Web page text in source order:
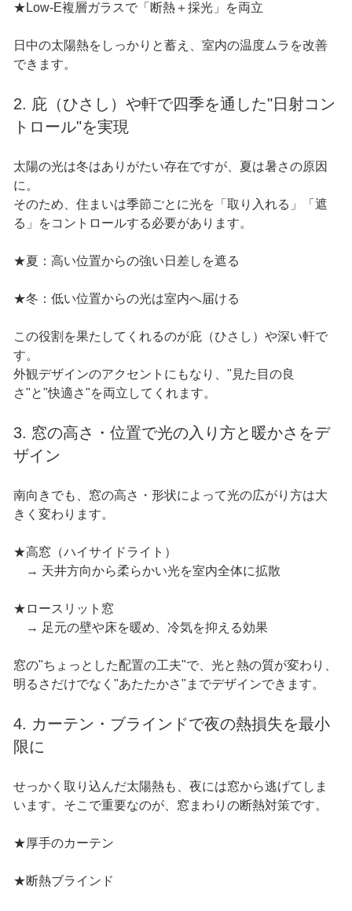
★Low-E複層ガラスで「断熱＋採光」を両立
日中の太陽熱をしっかりと蓄え、室内の温度ムラを改善
できます。
2. 庇（ひさし）や軒で四季を通した"日射コン
トロール"を実現
太陽の光は冬はありがたい存在ですが、夏は暑さの原因
に。
そのため、住まいは季節ごとに光を「取り入れる」「遮
る」をコントロールする必要があります。
★夏：高い位置からの強い日差しを遮る
★冬：低い位置からの光は室内へ届ける
この役割を果たしてくれるのが庇（ひさし）や深い軒で
す。
外観デザインのアクセントにもなり、"見た目の良
さ"と"快適さ"を両立してくれます。
3. 窓の高さ・位置で光の入り方と暖かさをデ
ザイン
南向きでも、窓の高さ・形状によって光の広がり方は大
きく変わります。
★高窓（ハイサイドライト）
→ 天井方向から柔らかい光を室内全体に拡散
★ロースリット窓
→ 足元の壁や床を暖め、冷気を抑える効果
窓の"ちょっとした配置の工夫"で、光と熱の質が変わり、
明るさだけでなく"あたたかさ"までデザインできます。
4. カーテン・ブラインドで夜の熱損失を最小
限に
せっかく取り込んだ太陽熱も、夜には窓から逃げてしま
います。そこで重要なのが、窓まわりの断熱対策です。
★厚手のカーテン
★断熱ブラインド